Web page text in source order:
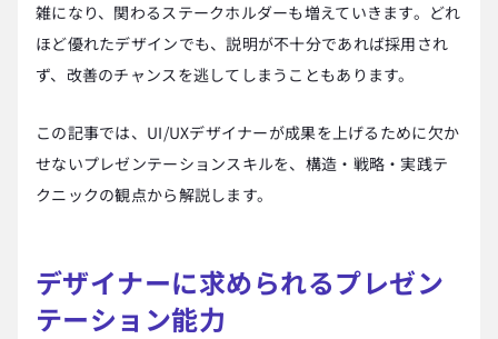
雑になり、関わるステークホルダーも増えていきます。どれ
ほど優れたデザインでも、説明が不十分であれば採用され
ず、改善のチャンスを逃してしまうこともあります。
この記事では、UI/UXデザイナーが成果を上げるために欠か
せないプレゼンテーションスキルを、構造・戦略・実践テ
クニックの観点から解説します。
デザイナーに求められるプレゼン
テーション能力